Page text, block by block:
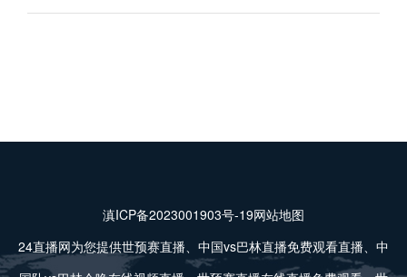
滇ICP备2023001903号-19网站地图
24直播网为您提供世预赛直播、中国vs巴林直播免费观看直播、中